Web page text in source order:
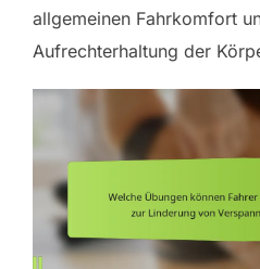
allgemeinen Fahrkomfort
Aufrechterhaltung der